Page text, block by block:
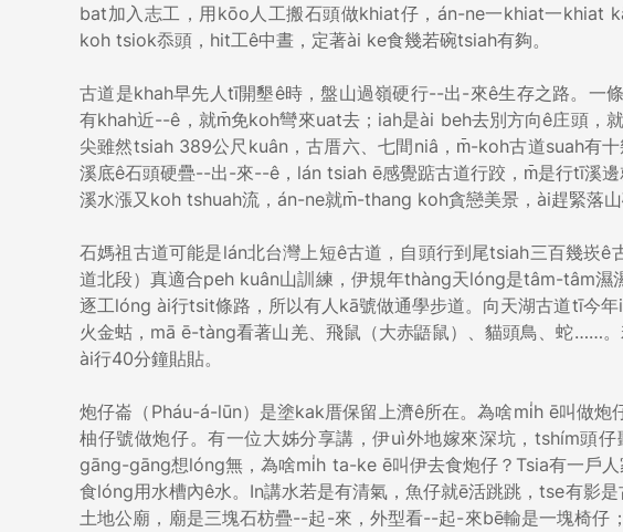
bat加入志工，用kōo人工搬石頭做khiat仔，án-ne一khiat一khiat
koh tsiok忝頭，hit工ê中晝，定著ài ke食幾若碗tsiah有夠。
古道是khah早先人tī開墾ê時，盤山過嶺硬行--出-來ê生存之路。一
有khah近--ê，就m̄免koh彎來uat去；iah是ài beh去別方向ê庄頭，
尖雖然tsiah 389公尺kuân，古厝六、七間niâ，m̄-koh古道suah有
溪底ê石頭硬疊--出-來--ê，lán tsiah ē感覺踮古道行跤，m̄是行tī溪
溪水漲又koh tshuah流，án-ne就m̄-thang koh貪戀美景，ài趕緊落山
石媽祖古道可能是lán北台灣上短ê古道，自頭行到尾tsiah三百幾崁
道北段）真適合peh kuân山訓練，伊規年thàng天lóng是tâm-tâm濕
逐工lóng ài行tsit條路，所以有人kā號做通學步道。向天湖古道tī今
火金蛄，mā ē-tàng看著山羌、飛鼠（大赤鼯鼠）、貓頭鳥、蛇……
ài行40分鐘貼貼。
炮仔崙（Pháu-á-lūn）是塗kak厝保留上濟ê所在。為啥mi̍h ē叫做
柚仔號做炮仔。有一位大姊分享講，伊uì外地嫁來深坑，tshím頭
gāng-gāng想lóng無，為啥mi̍h ta-ke ē叫伊去食炮仔？Tsia有一戶
食lóng用水槽內ê水。In講水若是有清氣，魚仔就ē活跳跳，tse有影
土地公廟，廟是三塊石枋疊--起-來，外型看--起-來bē輸是一塊椅仔